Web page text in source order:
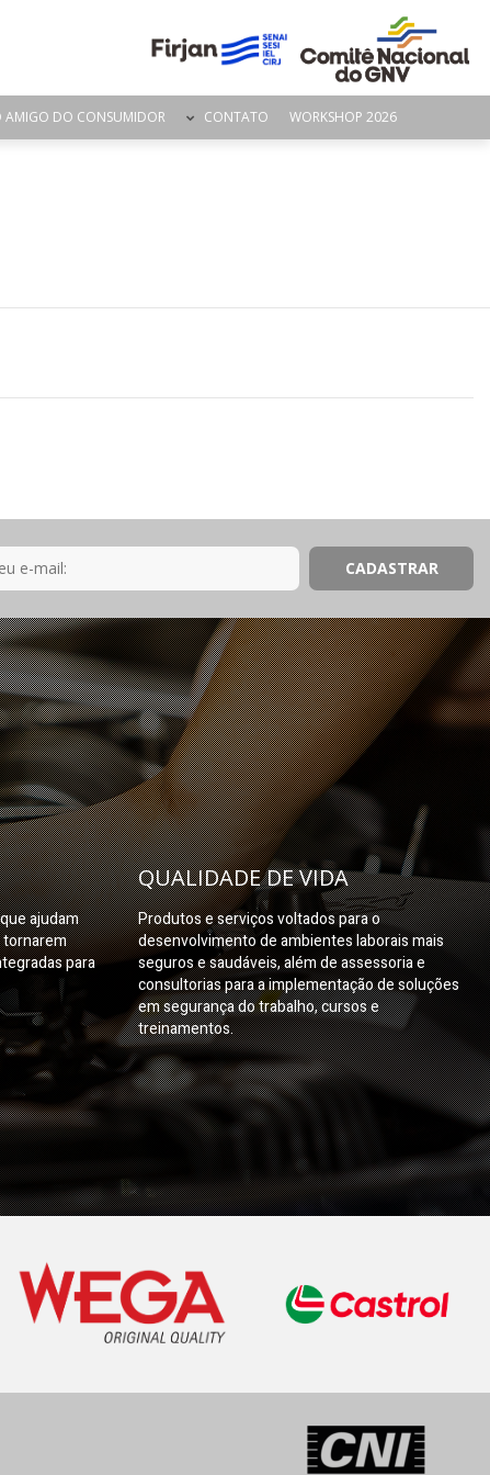
AMIGO DO CONSUMIDOR CONTATO WORKSHOP 2026
ajudam
tornarem
para
QUALIDADE DE VIDA
Produtos e serviços voltados para o
desenvolvimento de ambientes laborais mais
seguros e saudáveis, além de assessoria e
consultorias para a implementação de soluções
em segurança do trabalho, cursos e
treinamentos.